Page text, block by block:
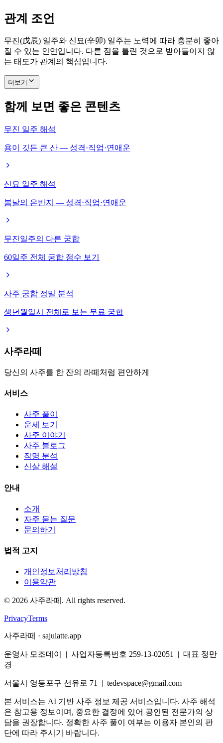
관계 조언
무진(戊辰) 일주와 신묘(辛卯) 일주는 노력에 따라 충분히 좋아
질 수 있는 인연입니다. 다른 점을 틀린 것으로 받아들이지 않
는 태도가 관계의 핵심입니다.
더보기
함께 보면 좋은 콘텐츠
무진 일주 해석
용이 깃든 큰 산 — 성격·직업·연애운
신묘 일주 해석
봄날의 은반지 — 성격·직업·연애운
무진일주의 다른 궁합
60일주 전체 궁합 점수 보기
사주 궁합 정밀 분석
생년월일시 전체로 보는 무료 궁합
사주라떼
당신의 사주를 한 잔의 라떼처럼 편안하게
서비스
사주 풀이
운세 보기
사주 이야기
사주 블로그
작명 분석
신살 해설
안내
소개
자주 묻는 질문
문의하기
법적 고지
개인정보처리방침
이용약관
© 2026 사주라떼. All rights reserved.
PrivacyTerms
사주라떼 · sajulatte.app
운영사 모조데이 | 사업자등록번호 259-13-02051 | 대표 정만
경
서울시 영등포구 선유로 71 | tedevspace@gmail.com
본 서비스는 AI 기반 사주 정보 제공 서비스입니다. 사주 해석
은 참고용 정보이며, 중요한 결정에 있어 공인된 전문가의 상
담을 권장합니다. 정확한 사주 풀이 여부는 이용자 본인의 판
단에 따라 주시기 바랍니다.